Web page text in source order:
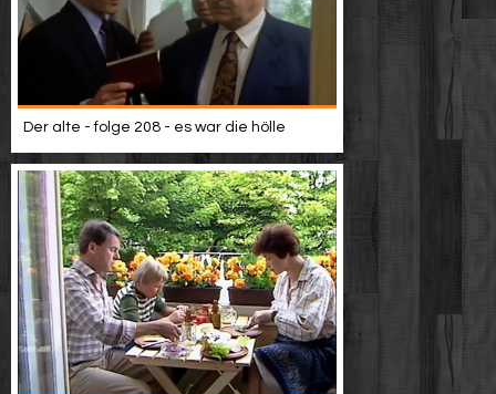
Der alte - folge 208 - es war die hölle